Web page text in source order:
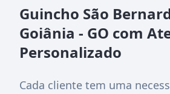
Guincho São
Goiânia - GO com
Personalizado
Cada cliente tem uma